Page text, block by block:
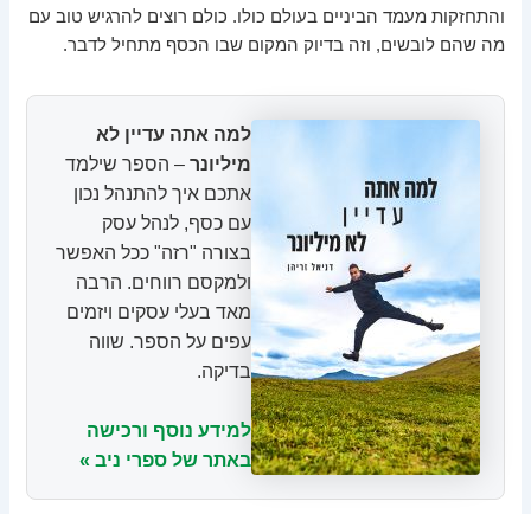
והתחזקות מעמד הביניים בעולם כולו. כולם רוצים להרגיש טוב עם
מה שהם לובשים, וזה בדיוק המקום שבו הכסף מתחיל לדבר.
למה אתה עדיין לא
מיליונר – הספר שילמד
אתכם איך להתנהל נכון
עם כסף, לנהל עסק
בצורה "רזה" ככל האפשר
ולמקסם רווחים. הרבה
מאד בעלי עסקים ויזמים
עפים על הספר. שווה
בדיקה.
למידע נוסף ורכישה
באתר של ספרי ניב »